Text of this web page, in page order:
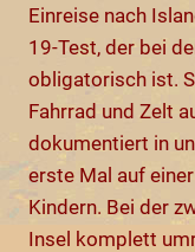
Einreise nach
19-Test, der bei
obligatorisch ist.
Fahrrad und Zelt
dokumentiert in
erste Mal auf
Kindern. Bei der
Insel komplett